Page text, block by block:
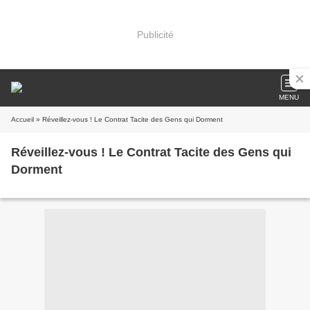
Publicité
MENU
Accueil » Réveillez-vous ! Le Contrat Tacite des Gens qui Dorment
Réveillez-vous ! Le Contrat Tacite des Gens qui
Dorment